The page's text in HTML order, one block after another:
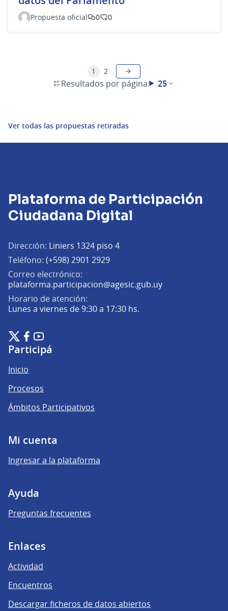
Propuesta oficial 0 0
Resultados por página: 25
1 2
Ver todas las propuestas retiradas
Plataforma de Participación
Ciudadana Digital
Dirección: Liniers 1324 piso 4
Teléfono: (+598) 2901 2929
Correo electrónico:
plataforma.participacion@agesic.gub.uy(Abrir en una
Horario de atención:
Lunes a viernes de 9:30 a 17:30 hs.
Plataforma de Participación Ciudadana Digital en X
(Enlace externo)
Plataforma de Participación Ciudadana Digital en Facebook
(Enlace externo)
Plataforma de Participación Ciudadana Digital en
(Enlace externo)
Participá
Inicio
Procesos
Ámbitos Participativos
Mi cuenta
Ingresar a la plataforma
Ayuda
Preguntas frecuentes
Enlaces
Actividad
Encuentros
Descargar ficheros de datos abiertos